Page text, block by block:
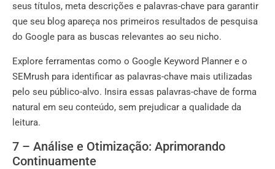
seus títulos, meta descrições e palavras-chave para garantir
que seu blog apareça nos primeiros resultados de pesquisa
do Google para as buscas relevantes ao seu nicho.
Explore ferramentas como o Google Keyword Planner e o
SEMrush para identificar as palavras-chave mais utilizadas
pelo seu público-alvo. Insira essas palavras-chave de forma
natural em seu conteúdo, sem prejudicar a qualidade da
leitura.
7 – Análise e Otimização: Aprimorando
Continuamente